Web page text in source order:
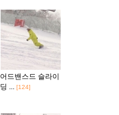
어드밴스드 슬라이
딩 ... [124]